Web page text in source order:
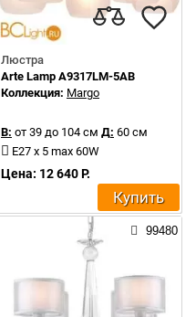
Люстра
Arte Lamp A9317LM-5AB
Коллекция: Margo
В: от 39 до 104 см Д: 60 см
E27 x 5 max 60W
Цена: 12 640 Р.
Купить
99480